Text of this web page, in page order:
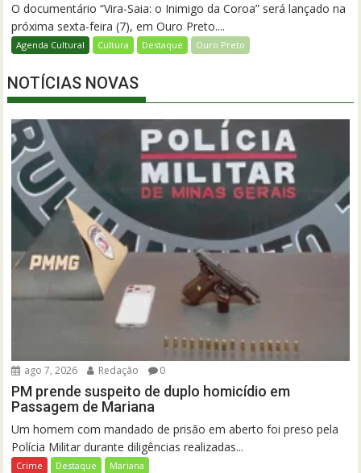
O documentário “Vira-Saia: o Inimigo da Coroa” será lançado na
próxima sexta-feira (7), em Ouro Preto....
Agenda Cultural Cultura Destaque Ouro Preto
NOTÍCIAS NOVAS
ago 7, 2026 Redação 0
PM prende suspeito de duplo homicídio em
Passagem de Mariana
Um homem com mandado de prisão em aberto foi preso pela
Polícia Militar durante diligências realizadas...
Crime Destaque Mariana